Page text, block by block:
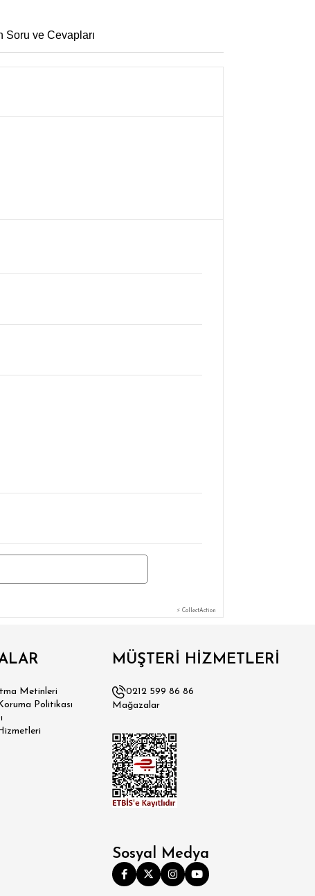
Soru ve Cevapları
⚡ CollectAction
Metinleri
Politikası
MÜŞTERİ HİZMETLERİ
0212 599 86 86
Mağazalar
Sosyal Medya